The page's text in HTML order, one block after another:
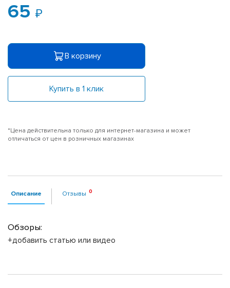
65
В корзину
Купить в 1 клик
*Цена действительна только для интернет-магазина и может
отличаться от цен в розничных магазинах
Описание Отзывы
Обзоры:
+добавить статью или видео